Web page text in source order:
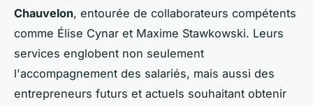
Chauvelon, entourée de collaborateurs compétents
comme Élise Cynar et Maxime Stawkowski. Leurs
services englobent non seulement
l'accompagnement des salariés, mais aussi des
entrepreneurs futurs et actuels souhaitant obtenir